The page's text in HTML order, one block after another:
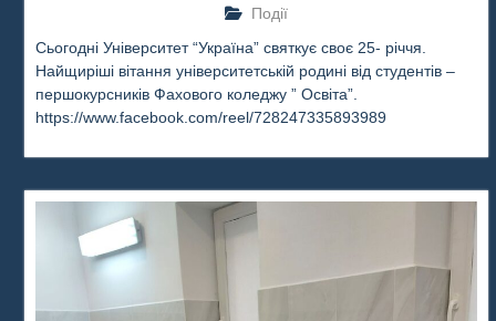
Події
Сьогодні Університет “Україна” святкує своє 25- річчя.
Найщиріші вітання університетській родині від студентів –
першокурсників Фахового коледжу ” Освіта”.
https://www.facebook.com/reel/728247335893989